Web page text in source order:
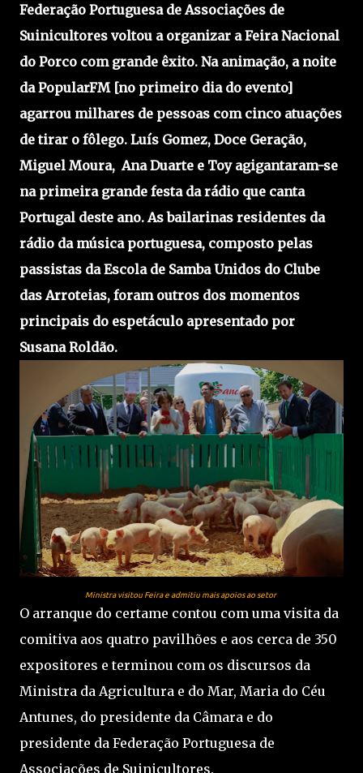
Federação Portuguesa de Associações de
Suinicultores voltou a organizar a Feira Nacional
do Porco com grande êxito. Na animação, a noite
da PopularFM [no primeiro dia do evento]
agarrou milhares de pessoas com cinco atuações
de tirar o fôlego. Luís Gomez, Doce Geração,
Miguel Moura, Ana Duarte e Toy agigantaram-se
na primeira grande festa da rádio que canta
Portugal deste ano. As bailarinas residentes da
rádio da música portuguesa, composto pelas
passistas da Escola de Samba Unidos do Clube
das Arroteias, foram outros dos momentos
principais do espetáculo apresentado por
Susana Roldão.
Ministra visitou Feira e admitiu mais apoios ao setor
O arranque do certame contou com uma visita da
comitiva aos quatro pavilhões e aos cerca de 350
expositores e terminou com os discursos da
Ministra da Agricultura e do Mar, Maria do Céu
Antunes, do presidente da Câmara e do
presidente da Federação Portuguesa de
Associações de Suinicultores.